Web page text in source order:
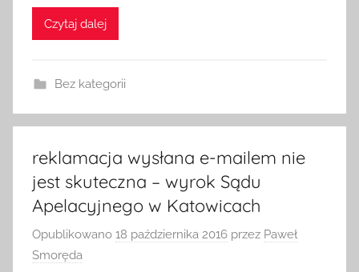
Czytaj dalej
Bez kategorii
reklamacja wysłana e-mailem nie
jest skuteczna – wyrok Sądu
Apelacyjnego w Katowicach
Opublikowano 18 października 2016 przez Paweł
Smoręda